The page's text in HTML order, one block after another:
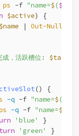
ps -f "name=$ ($this
$active) {
$name | Out-Null
成，活跃槽位:
() {
-q -f "name=$ (
-q -f "name=$
'blue'
}
'green'
}